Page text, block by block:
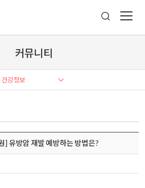
커뮤니티
건강정보
] 유방암 재발 예방하는 방법은?